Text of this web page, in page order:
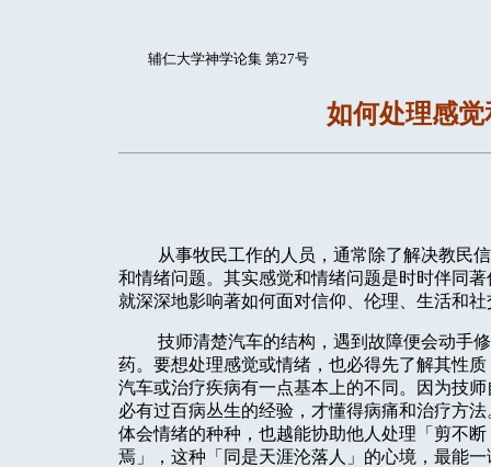
辅仁大学神学论集 第27号
如何处理感
从事牧民工作的人员，通常除了解决教民
和情绪问题。其实感觉和情绪问题是时时伴同
就深深地影响著如何面对信仰、伦理、生活和
技师清楚汽车的结构，遇到故障便会动手
药。要想处理感觉或情绪，也必得先了解其性
汽车或治疗疾病有一点基本上的不同。因为技
必有过百病丛生的经验，才懂得病痛和治疗方
体会情绪的种种，也越能协助他人处理「剪不
焉」，这种「同是天涯沦落人」的心境，最能